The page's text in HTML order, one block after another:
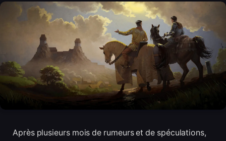
Après plusieurs mois de rumeurs et de spéculations,